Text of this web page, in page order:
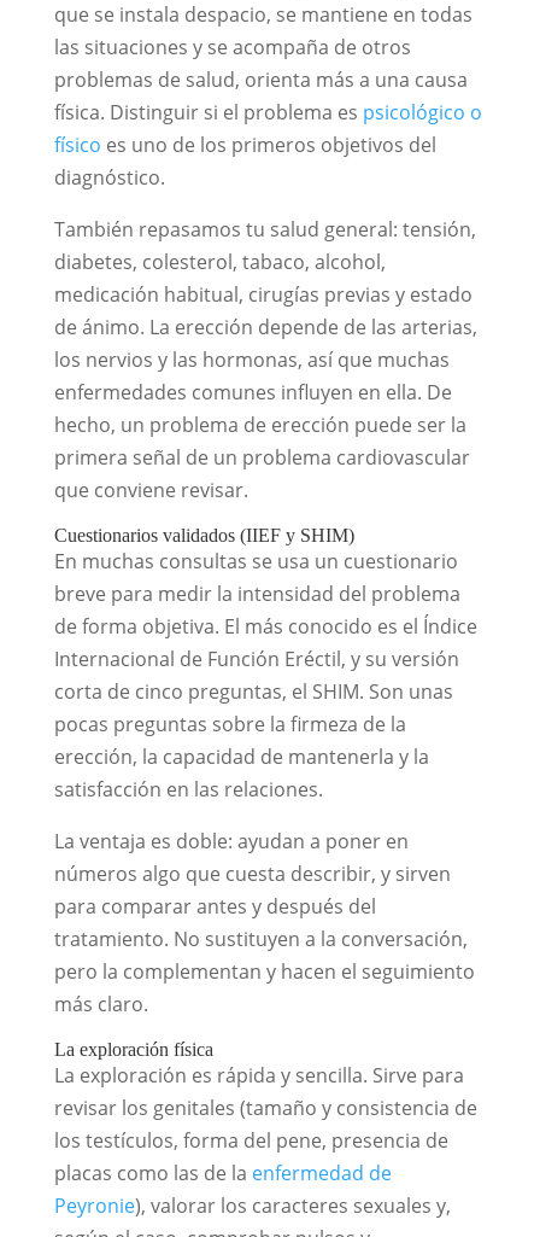
que se instala despacio, se mantiene en todas
las situaciones y se acompaña de otros
problemas de salud, orienta más a una causa
física. Distinguir si el problema es psicológico o
físico es uno de los primeros objetivos del
diagnóstico.
También repasamos tu salud general: tensión,
diabetes, colesterol, tabaco, alcohol,
medicación habitual, cirugías previas y estado
de ánimo. La erección depende de las arterias,
los nervios y las hormonas, así que muchas
enfermedades comunes influyen en ella. De
hecho, un problema de erección puede ser la
primera señal de un problema cardiovascular
que conviene revisar.
Cuestionarios validados (IIEF y SHIM)
En muchas consultas se usa un cuestionario
breve para medir la intensidad del problema
de forma objetiva. El más conocido es el Índice
Internacional de Función Eréctil, y su versión
corta de cinco preguntas, el SHIM. Son unas
pocas preguntas sobre la firmeza de la
erección, la capacidad de mantenerla y la
satisfacción en las relaciones.
La ventaja es doble: ayudan a poner en
números algo que cuesta describir, y sirven
para comparar antes y después del
tratamiento. No sustituyen a la conversación,
pero la complementan y hacen el seguimiento
más claro.
La exploración física
La exploración es rápida y sencilla. Sirve para
revisar los genitales (tamaño y consistencia de
los testículos, forma del pene, presencia de
placas como las de la enfermedad de
Peyronie), valorar los caracteres sexuales y,